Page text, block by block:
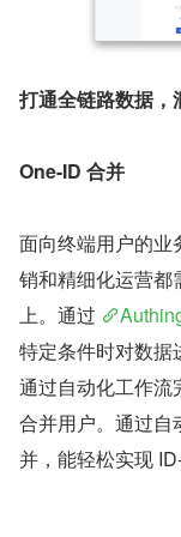
打通全链路数据，
One-ID 合并
面向终端用户的业
销和精细化运营都
上。通过
特定条件时对数据
通过自动化工作流
合并用户。通过自
并，能轻松实现